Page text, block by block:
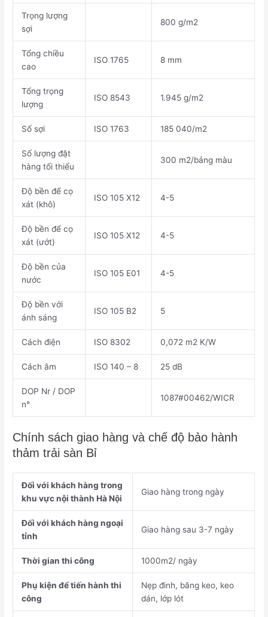
Trọng lượng
sợi
800 g/m2
Tổng chiều
cao
ISO 1765 8 mm
Tổng trọng
lượng
ISO 8543 1.945 g/m2
Số sợi ISO 1763 185 040/m2
Số lượng đặt
hàng tối thiểu
300 m2/bảng màu
Độ bền để cọ
xát (khô)
ISO 105 X12 4-5
Độ bền để cọ
xát (ướt)
ISO 105 X12 4-5
Độ bền của
nước
ISO 105 E01 4-5
Độ bền với
ánh sáng
ISO 105 B2 5
Cách điện ISO 8302 0,072 m2 K/W
Cách âm ISO 140 – 8 25 dB
DOP Nr / DOP
n°
1087#00462/WICR
Chính sách giao hàng và chế độ bảo hành
thảm trải sàn Bỉ
Đối với khách hàng trong
khu vực nội thành Hà Nội
Giao hàng trong ngày
Đối với khách hàng ngoại
tỉnh
Giao hàng sau 3-7 ngày
Thời gian thi công 1000m2/ ngày
Phụ kiện để tiến hành thi
công
Nẹp đinh, băng keo, keo
dán, lớp lót